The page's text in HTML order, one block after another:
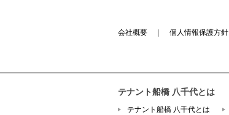
会社概要 個人情報保護方針
テナント船橋 八千代とは
テナント船橋 八千代とは